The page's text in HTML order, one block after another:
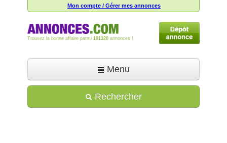
Mon compte / Gérer mes annonces
Trouvez la bonne affaire parmi 101320 annonces !
Menu
Déposer une annonce
Rechercher